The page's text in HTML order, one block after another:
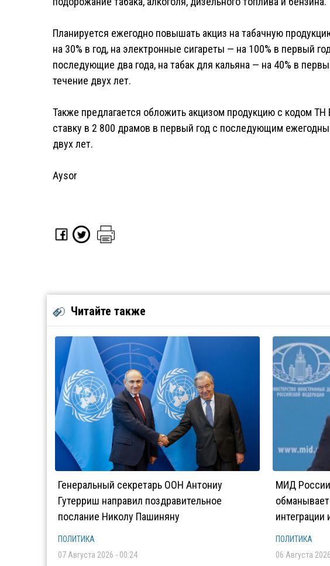
Планируется ежегодно повышать акциз на табачную
на 30% в год, на электронные сигареты — на 100% в первый
последующие два года, на табак для кальяна — на 40% в
течение двух лет.
Также предлагается обложить акцизом продукцию с кодом
ставку в 2 800 драмов в первый год с последующим
двух лет.
Aysor
Читайте также
Генеральный секретарь ООН Антониу
Гутерриш направил поздравительное
послание Николу Пашиняну
ПОЛИТИКА
07 Августа 2026 - 00:24
МИД
интеграции
ПОЛИТИКА
06 Августа